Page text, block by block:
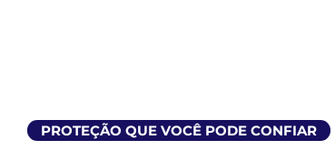
PROTEÇÃO QUE VOCÊ PODE CONFIAR